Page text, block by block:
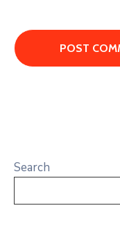
Search